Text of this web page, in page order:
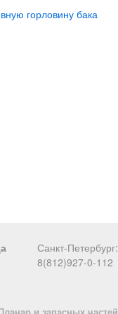
Санкт-Петербург:
8(812)927-0-112